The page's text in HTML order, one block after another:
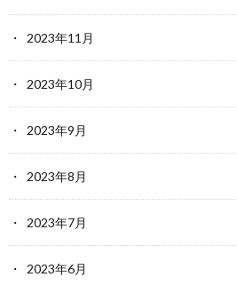
2023年11月
2023年10月
2023年9月
2023年8月
2023年7月
2023年6月